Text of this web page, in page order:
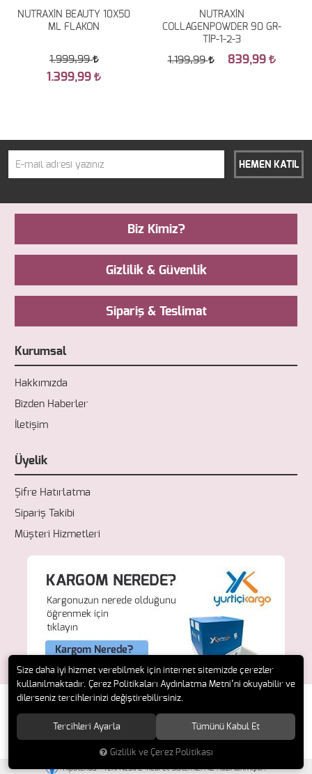
NUTRAXİN BEAUTY 10X50
ML FLAKON
1.999,99
1.399,99
NUTRAXİN
COLLAGENPOWDER 90 GR-
TİP-1-2-3
1.199,99 839,99
HEMEN KATIL
Biz Kimiz?
Gizlilik & Güvenlik
Sipariş & Teslimat
Kurumsal
Hakkımızda
Bizden Haberler
İletişim
Üyelik
Şifre Hatırlatma
Sipariş Takibi
Müşteri Hizmetleri
© 2018 Fresh Ecza. Tüm hakları saklıdır.
Hipotenüs Yeni Nesil E-Ticaret Sistemleri ile Hazırlanmıştır.
Size daha iyi hizmet verebilmek için internet sitemizde çerezler
kullanılmaktadır. Çerez Politikaları Aydınlatma Metni’ni okuyabilir ve
dilerseniz tercihlerinizi değiştirebilirsiniz.
Tercihleri Ayarla Tümünü Kabul Et
Gizlilik ve Çerez Politikası